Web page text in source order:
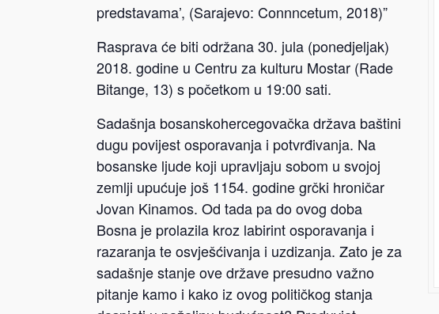
predstavama’, (Sarajevo: Connncetum, 2018)”
Rasprava će biti održana 30. jula (ponedjeljak)
2018. godine u Centru za kulturu Mostar (Rade
Bitange, 13) s početkom u 19:00 sati.
Sadašnja bosanskohercegovačka država baštini
dugu povijest osporavanja i potvrđivanja. Na
bosanske ljude koji upravljaju sobom u svojoj
zemlji upućuje još 1154. godine grčki hroničar
Jovan Kinamos. Od tada pa do ovog doba
Bosna je prolazila kroz labirint osporavanja i
razaranja te osvješćivanja i uzdizanja. Zato je za
sadašnje stanje ove države presudno važno
pitanje kamo i kako iz ovog političkog stanja